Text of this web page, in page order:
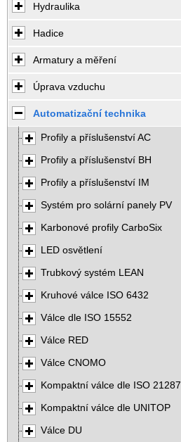
Hydraulika
Hadice
Armatury a měření
Úprava vzduchu
Automatizační technika
Profily a příslušenství AC
Profily a příslušenství BH
Profily a příslušenství IM
Systém pro solární panely PV
Karbonové profily CarboSix
LED osvětlení
Trubkový systém LEAN
Kruhové válce ISO 6432
Válce dle ISO 15552
Válce RED
Válce CNOMO
Kompaktní válce dle ISO 21287
Kompaktní válce dle UNITOP
Válce DU